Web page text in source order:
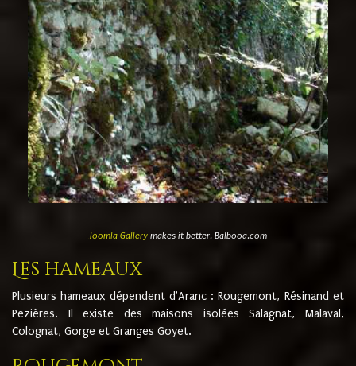
Joomla Gallerymakes it better. Balbooa.com
Les hameaux
Plusieurs hameaux dépendent d'Aranc : Rougemont, Résinand et
Pezières. Il existe des maisons isolées Salagnat, Malaval,
Colognat, Gorge et Granges Goyet.